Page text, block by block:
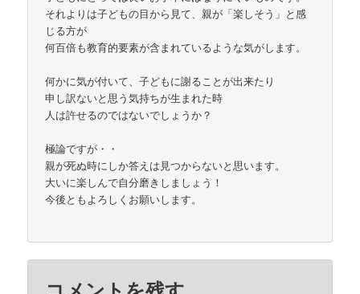
それよりは子どもの目から見て、親が「楽しそう」と感
じる方が
何百倍も教育的要素が含まれているような気がします。
何かに気が付いて、子どもに謝ることが出来たり
申し訳ないと思う気持ちが生まれた時
人は許せるのではないでしょうか？
極論ですが・・
親が死ぬ時にしか答えは見つからないと思います。
大いに楽しんで自分磨きしましょう！
今後ともよろしくお願いします。